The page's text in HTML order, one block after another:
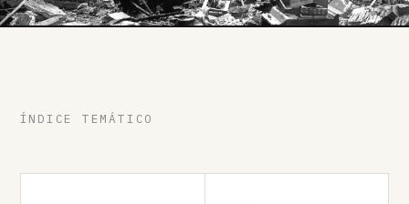
ÍNDICE TEMÁTICO